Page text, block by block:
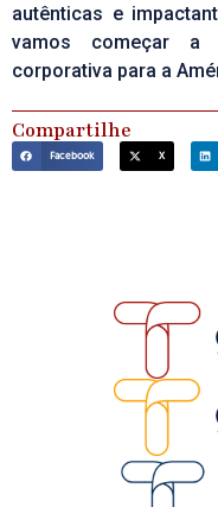
autênticas e
vamos começar a
corporativa para a
Compartilhe
Facebook X